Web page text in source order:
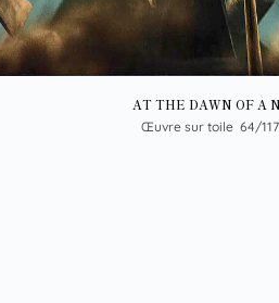
AT THE DAWN OF A
Œuvre sur toile 64/